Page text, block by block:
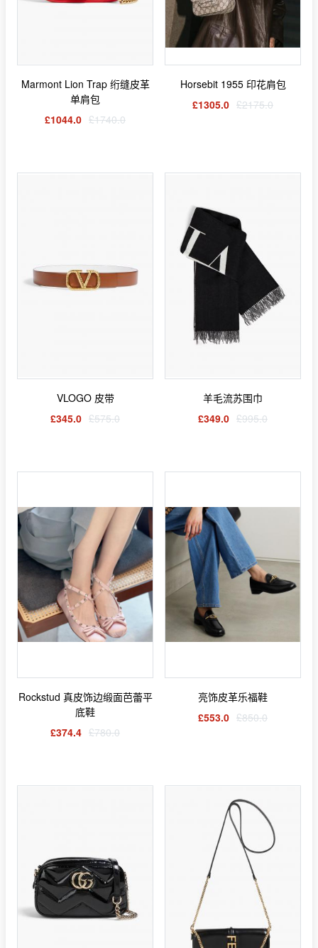
Marmont Lion Trap 绗缝皮革
单肩包
£1044.0 £1740.0
Horsebit 1955 印花肩包
£1305.0 £2175.0
VLOGO 皮带
£345.0 £575.0
羊毛流苏围巾
£349.0 £995.0
Rockstud 真皮饰边缎面芭蕾平
底鞋
£374.4 £780.0
亮饰皮革乐福鞋
£553.0 £850.0